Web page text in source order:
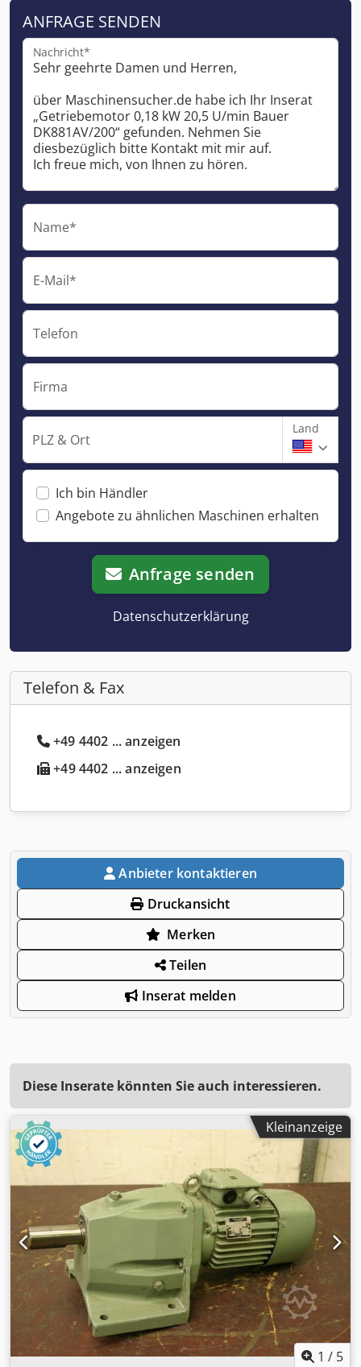
ANFRAGE SENDEN
Nachricht*
Name*
E-Mail*
Telefon
Firma
PLZ & Ort
Land
Ich bin Händler
Angebote zu ähnlichen Maschinen erhalten
Anfrage senden
Datenschutzerklärung
Telefon & Fax
+49 4402 ... anzeigen
+49 4402 ... anzeigen
Anbieter kontaktieren
Druckansicht
Merken
Teilen
Inserat melden
Diese Inserate könnten Sie auch interessieren.
Kleinanzeige
1 / 5